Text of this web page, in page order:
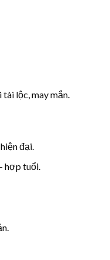
lộc, may mắn.
đại.
hợp tuổi.